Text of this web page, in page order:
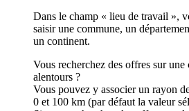
Dans le champ « lieu de travail »,
saisir une commune, un
un continent.
Vous recherchez des offres sur une
alentours ?
Vous pouvez y associer un rayon
0 et 100 km (par défaut la valeur